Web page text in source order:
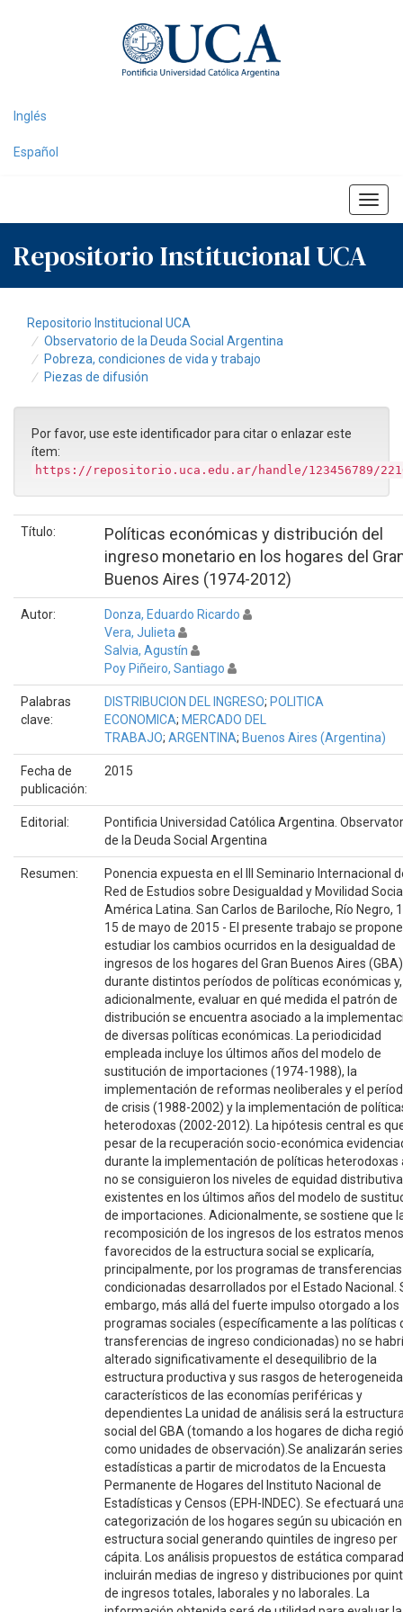
Inglés
Español
Repositorio Institucional UCA
Repositorio Institucional UCA
Observatorio de la Deuda Social Argentina
Pobreza, condiciones de vida y trabajo
Piezas de difusión
Por favor, use este identificador para citar o enlazar este
ítem:
https://repositorio.uca.edu.ar/handle/123456789/
Título:
Políticas económicas y distribución del
ingreso monetario en los hogares del
Buenos Aires (1974-2012)
Autor:
Donza, Eduardo Ricardo
Vera, Julieta
Salvia, Agustín
Poy Piñeiro, Santiago
Palabras
clave:
DISTRIBUCION DEL INGRESO; POLITICA
ECONOMICA; MERCADO DEL
TRABAJO; ARGENTINA; Buenos Aires (Argentina)
Fecha de
publicación:
2015
Editorial:
Pontificia Universidad Católica Argentina.
de la Deuda Social Argentina
Resumen:
Ponencia expuesta en el III Seminario Internacional
Red de Estudios sobre Desigualdad y Movilidad
América Latina. San Carlos de Bariloche, Río Negro,
15 de mayo de 2015 - El presente trabajo se propone
estudiar los cambios ocurridos en la desigualdad de
ingresos de los hogares del Gran Buenos Aires (GBA)
durante distintos períodos de políticas económicas y,
adicionalmente, evaluar en qué medida el patrón de
distribución se encuentra asociado a la
de diversas políticas económicas. La periodicidad
empleada incluye los últimos años del modelo de
sustitución de importaciones (1974-1988), la
implementación de reformas neoliberales y el
de crisis (1988-2002) y la implementación de
heterodoxas (2002-2012). La hipótesis central es
pesar de la recuperación socio-económica
durante la implementación de políticas heterodoxas
no se consiguieron los niveles de equidad distributiva
existentes en los últimos años del modelo de
de importaciones. Adicionalmente, se sostiene que
recomposición de los ingresos de los estratos menos
favorecidos de la estructura social se explicaría,
principalmente, por los programas de transferencias
condicionadas desarrollados por el Estado Nacional.
embargo, más allá del fuerte impulso otorgado a los
programas sociales (específicamente a las políticas
transferencias de ingreso condicionadas) no se
alterado significativamente el desequilibrio de la
estructura productiva y sus rasgos de
característicos de las economías periféricas y
dependientes La unidad de análisis será la
social del GBA (tomando a los hogares de dicha
como unidades de observación).Se analizarán series
estadísticas a partir de microdatos de la Encuesta
Permanente de Hogares del Instituto Nacional de
Estadísticas y Censos (EPH-INDEC). Se efectuará
categorización de los hogares según su ubicación
estructura social generando quintiles de ingreso per
cápita. Los análisis propuestos de estática
incluirán medias de ingreso y distribuciones por
de ingresos totales, laborales y no laborales. La